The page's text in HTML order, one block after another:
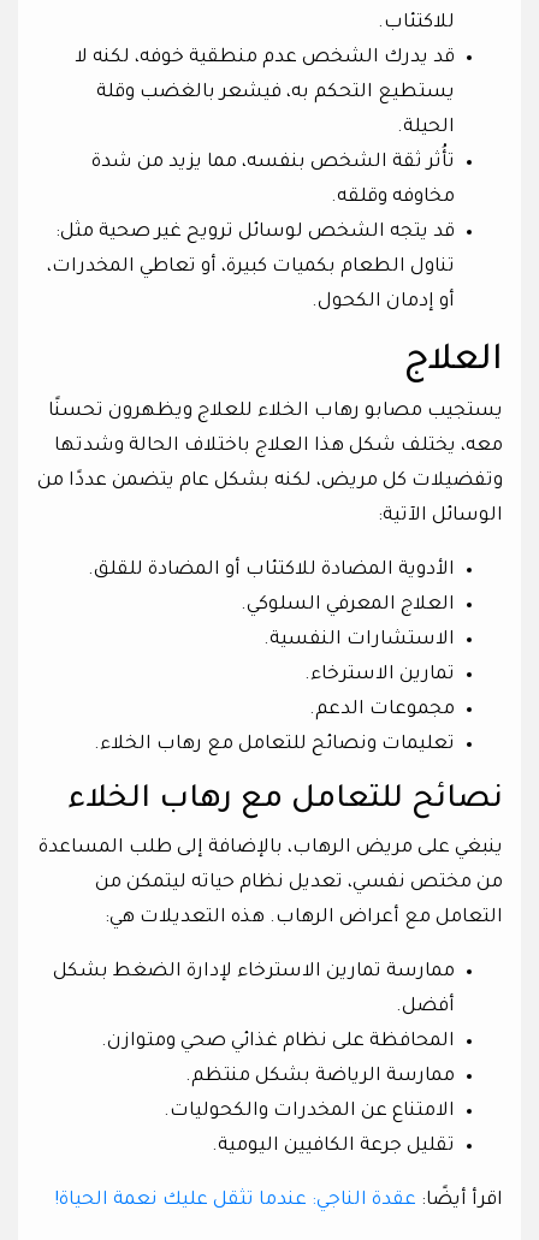
للاكتئاب.
قد يدرك الشخص عدم منطقية خوفه، لكنه لا
يستطيع التحكم به، فيشعر بالغضب وقلة
الحيلة.
تأُثر ثقة الشخص بنفسه، مما يزيد من شدة
مخاوفه وقلقه.
قد يتجه الشخص لوسائل ترويح غير صحية مثل:
تناول الطعام بكميات كبيرة، أو تعاطي المخدرات،
أو إدمان الكحول.
العلاج
يستجيب مصابو رهاب الخلاء للعلاج ويظهرون تحسنًا
معه، يختلف شكل هذا العلاج باختلاف الحالة وشدتها
وتفضيلات كل مريض، لكنه بشكل عام يتضمن عددًا من
الوسائل الآتية:
الأدوية المضادة للاكتئاب أو المضادة للقلق.
العلاج المعرفي السلوكي.
الاستشارات النفسية.
تمارين الاسترخاء.
مجموعات الدعم.
تعليمات ونصائح للتعامل مع رهاب الخلاء.
نصائح للتعامل مع رهاب الخلاء
ينبغي على مريض الرهاب، بالإضافة إلى طلب المساعدة
من مختص نفسي، تعديل نظام حياته ليتمكن من
التعامل مع أعراض الرهاب. هذه التعديلات هي:
ممارسة تمارين الاسترخاء لإدارة الضغط بشكل
أفضل.
المحافظة على نظام غذائي صحي ومتوازن.
ممارسة الرياضة بشكل منتظم.
الامتناع عن المخدرات والكحوليات.
تقليل جرعة الكافيين اليومية.
اقرأ أيضًا: عقدة الناجي: عندما تثقل عليك نعمة الحياة!